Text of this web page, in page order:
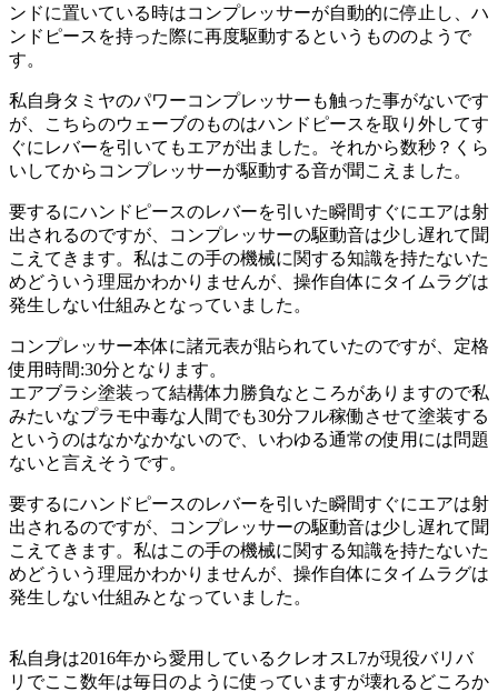
ンドに置いている時はコンプレッサーが自動的に停止し、ハ
ンドピースを持った際に再度駆動するというもののようで
す。
私自身タミヤのパワーコンプレッサーも触った事がないです
が、こちらのウェーブのものはハンドピースを取り外してす
ぐにレバーを引いてもエアが出ました。それから数秒？くら
いしてからコンプレッサーが駆動する音が聞こえました。
要するにハンドピースのレバーを引いた瞬間すぐにエアは射
出されるのですが、コンプレッサーの駆動音は少し遅れて聞
こえてきます。私はこの手の機械に関する知識を持たないた
めどういう理屈かわかりませんが、操作自体にタイムラグは
発生しない仕組みとなっていました。
コンプレッサー本体に諸元表が貼られていたのですが、定格
使用時間:30分となります。
エアブラシ塗装って結構体力勝負なところがありますので私
みたいなプラモ中毒な人間でも30分フル稼働させて塗装する
というのはなかなかないので、いわゆる通常の使用には問題
ないと言えそうです。
要するにハンドピースのレバーを引いた瞬間すぐにエアは射
出されるのですが、コンプレッサーの駆動音は少し遅れて聞
こえてきます。私はこの手の機械に関する知識を持たないた
めどういう理屈かわかりませんが、操作自体にタイムラグは
発生しない仕組みとなっていました。
私自身は2016年から愛用しているクレオスL7が現役バリバ
リでここ数年は毎日のように使っていますが壊れるどころか